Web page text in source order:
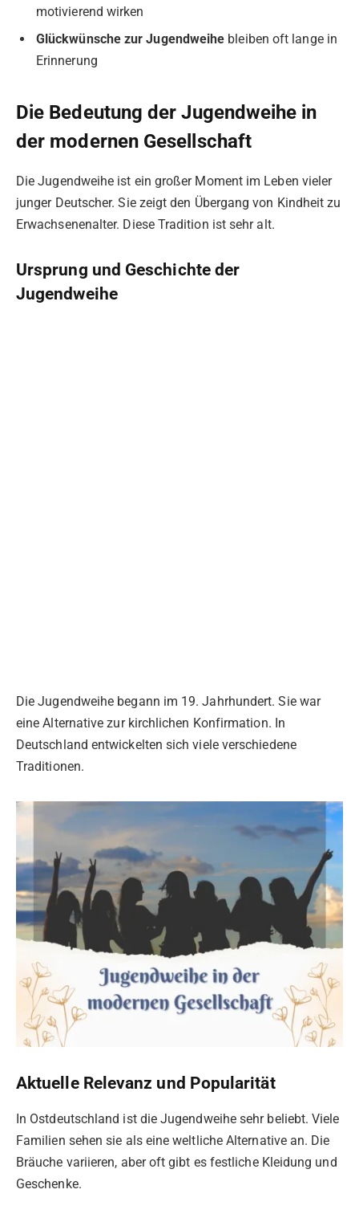
motivierend wirken
Glückwünsche zur Jugendweihe bleiben oft lange in
Erinnerung
Die Bedeutung der Jugendweihe in
der modernen Gesellschaft
Die Jugendweihe ist ein großer Moment im Leben vieler
junger Deutscher. Sie zeigt den Übergang von Kindheit zu
Erwachsenenalter. Diese Tradition ist sehr alt.
Ursprung und Geschichte der
Jugendweihe
Die Jugendweihe begann im 19. Jahrhundert. Sie war
eine Alternative zur kirchlichen Konfirmation. In
Deutschland entwickelten sich viele verschiedene
Traditionen.
Aktuelle Relevanz und Popularität
In Ostdeutschland ist die Jugendweihe sehr beliebt. Viele
Familien sehen sie als eine weltliche Alternative an. Die
Bräuche variieren, aber oft gibt es festliche Kleidung und
Geschenke.